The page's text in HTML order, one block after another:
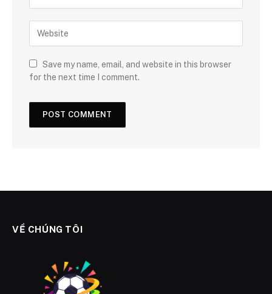
Save my name, email, and website in this browser
for the next time I comment.
VỀ CHÚNG TÔI